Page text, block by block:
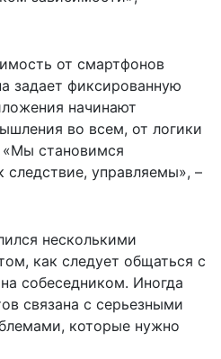
от смартфонов
задает фиксированную
начинают
во всем, от логики
становимся
управляемы», –
несколькими
как следует общаться с
собеседником. Иногда
связана с серьезными
которые нужно